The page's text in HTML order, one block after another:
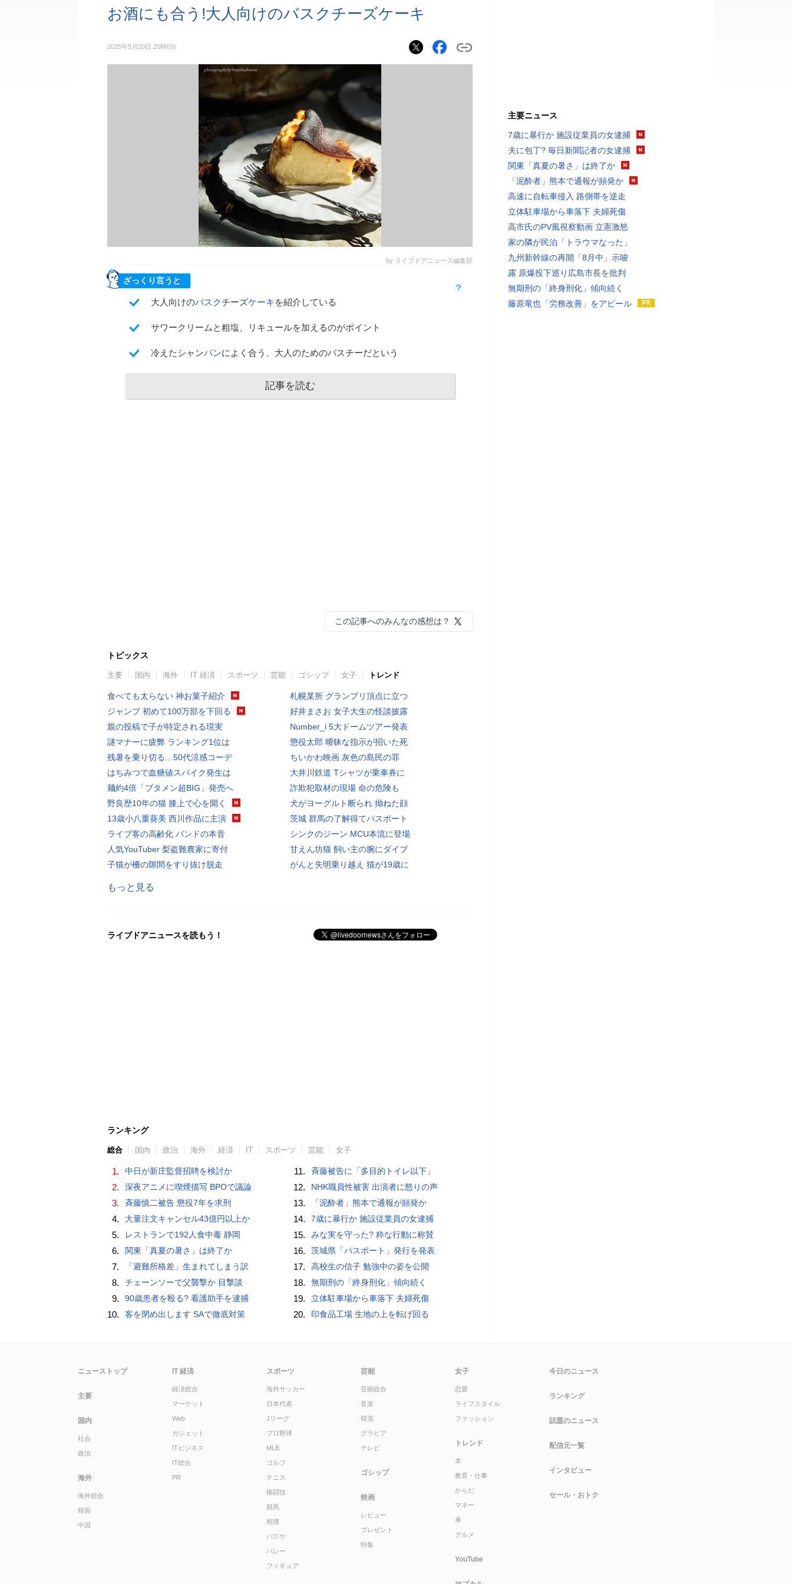
お酒にも合う!大人向けのバスクチーズケーキ
2025年5月20日 20時0分
by ライブドアニュース編集部
ざっくり言うと
大人向けのバスクチーズケーキを紹介している
サワークリームと粗塩、リキュールを加えるのがポイント
冷えたシャンパンによく合う、大人のためのバスチーだという
記事を読む
この記事へのみんなの感想は？
トピックス
主要 国内 海外 IT 経済 スポーツ 芸能 ゴシップ 女子 トレンド
食べても太らない 神お菓子紹介
ジャンプ 初めて100万部を下回る
親の投稿で子が特定される現実
謎マナーに疲弊 ランキング1位は
残暑を乗り切る…50代涼感コーデ
はちみつで血糖値スパイク発生は
麺約4倍「ブタメン超BIG」発売へ
野良歴10年の猫 膝上で心を開く
13歳小八重葵美 西川作品に主演
ライブ客の高齢化 バンドの本音
人気YouTuber 梨盗難農家に寄付
子猫が柵の隙間をすり抜け脱走
札幌某所 グランプリ頂点に立つ
好井まさお 女子大生の怪談披露
Number_i 5大ドームツアー発表
懲役太郎 曖昧な指示が招いた死
ちいかわ映画 灰色の島民の罪
大井川鉄道 Tシャツが乗車券に
詐欺犯取材の現場 命の危険も
犬がヨーグルト断られ 拗ねた顔
茨城 群馬の了解得てパスポート
シンクのジーン MCU本流に登場
甘えん坊猫 飼い主の腕にダイブ
がんと失明乗り越え 猫が19歳に
もっと見る
ライブドアニュースを読もう！
ランキング
総合 国内 政治 海外 経済 IT スポーツ 芸能 女子
1. 中日が新庄監督招聘を検討か
2. 深夜アニメに喫煙描写 BPOで議論
3. 斉藤慎二被告 懲役7年を求刑
4. 大量注文キャンセル43億円以上か
5. レストランで192人食中毒 静岡
6. 関東「真夏の暑さ」は終了か
7. 「避難所格差」生まれてしまう訳
8. チェーンソーで父襲撃か 目撃談
9. 90歳患者を殴る? 看護助手を逮捕
10. 客を閉め出します SAで徹底対策
11. 斉藤被告に「多目的トイレ以下」
12. NHK職員性被害 出演者に怒りの声
13. 「泥酔者」熊本で通報が頻発か
14. 7歳に暴行か 施設従業員の女逮捕
15. みな実を守った? 粋な行動に称賛
16. 茨城県「パスポート」発行を発表
17. 高校生の信子 勉強中の姿を公開
18. 無期刑の「終身刑化」傾向続く
19. 立体駐車場から車落下 夫婦死傷
20. 印食品工場 生地の上を転げ回る
主要ニュース
7歳に暴行か 施設従業員の女逮捕
夫に包丁? 毎日新聞記者の女逮捕
関東「真夏の暑さ」は終了か
「泥酔者」熊本で通報が頻発か
高速に自転車侵入 路側帯を逆走
立体駐車場から車落下 夫婦死傷
高市氏のPV風視察動画 立憲激怒
家の隣が民泊「トラウマなった」
九州新幹線の再開「8月中」示唆
露 原爆投下巡り広島市長を批判
無期刑の「終身刑化」傾向続く
藤原竜也「労務改善」をアピール
ニューストップ
主要
国内
社会
政治
海外
海外総合
韓国
中国
IT 経済
経済総合
マーケット
Web
ガジェット
ITビジネス
IT総合
PR
スポーツ
海外サッカー
日本代表
Jリーグ
プロ野球
MLB
ゴルフ
テニス
格闘技
競馬
相撲
バスケ
バレー
フィギュア
芸能
芸能総合
音楽
韓流
グラビア
テレビ
ゴシップ
映画
レビュー
プレゼント
特集
女子
恋愛
ライフスタイル
ファッション
トレンド
本
教育・仕事
からだ
マネー
車
グルメ
YouTube
今日のニュース
ランキング
話題のニュース
配信元一覧
インタビュー
セール・おトク